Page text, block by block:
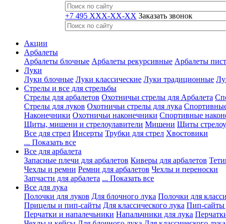
+7 495 XXX-XX-XX Заказать звонок
Акции
Арбалеты
Арбалеты блочные Арбалеты рекурсивные Арбалеты
Луки
Луки блочные Луки классические Луки традиционные
Стрелы и все для стрельбы
Стрелы для арбалетов Охотничьи стрелы для Арбалета
Стрелы для луков Охотничьи стрелы для лука
Наконечники Охотничьи наконечники Спортивные
Щиты, мишени и стрелоулавители Мишени Щиты
Все для стрел Инсерты Трубки для стрел Хвостовики
... Показать все
Все для арбалета
Запасные плечи для арбалетов Киверы для арбалетов
Чехлы и ремни Ремни для арбалетов Чехлы и переноски
Запчасти для арбалета ... Показать все
Все для лука
Полочки для луков Для блочного лука Полочки для
Прицелы и пип-сайты Для классического лука Пип-сайты
Перчатки и напалечьники Напальчники для лука